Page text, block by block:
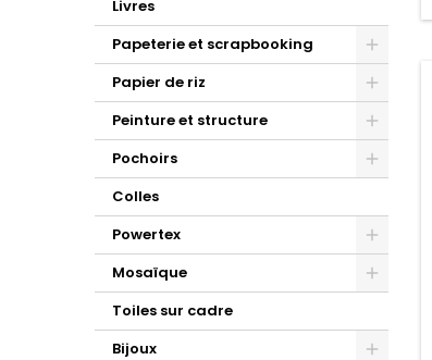
Livres
Papeterie et scrapbooking
Papier de riz
Peinture et structure
Pochoirs
Colles
Powertex
Mosaïque
Toiles sur cadre
Bijoux